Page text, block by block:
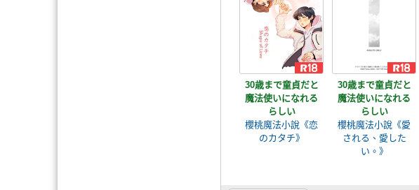
30歳まで童貞だと
魔法使いになれる
らしい
櫻桃魔法小說《恋
のカタチ》
30歳まで童貞だと
魔法使いになれる
らしい
櫻桃魔法小說《愛
される、愛した
い。》